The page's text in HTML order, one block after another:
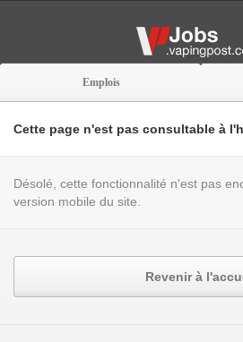
Emplois
Cette page n'est pas consultable à
Désolé, cette fonctionnalité n'est pas
version mobile du site.
Revenir à